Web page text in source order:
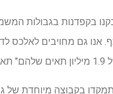
בקפדנות בגבולות
בקבוצה מיוחדת של